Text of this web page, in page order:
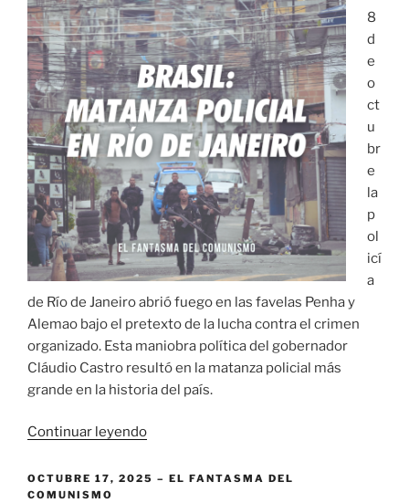
8
d
e
o
ct
u
br
e
la
p
ol
icí
a
de Río de Janeiro abrió fuego en las favelas Penha y
Alemao bajo el pretexto de la lucha contra el crimen
organizado. Esta maniobra política del gobernador
Cláudio Castro resultó en la matanza policial más
grande en la historia del país.
Continuar leyendo«Brasil:
matanza
PUBLICADO
EL
OCTUBRE 17, 2025
EL FANTASMA DEL
COMUNISMO